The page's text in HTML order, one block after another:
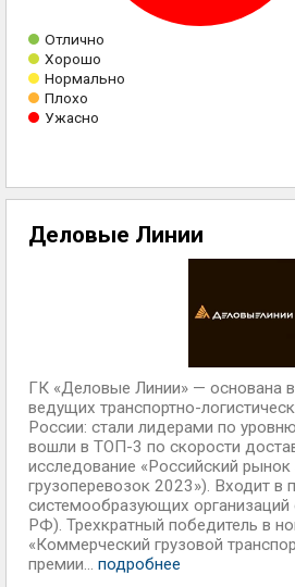
Отлично
Хорошо
Нормально
Плохо
Ужасно
Деловые Линии
ГК «Деловые Линии» — основана
ведущих транспортно-
России: стали лидерами по
вошли в ТОП-3 по скорости
исследование «Российский
грузоперевозок 2023»). Входит в
системообразующих
РФ). Трехкратный победитель в
«Коммерческий грузовой
премии... подробнее